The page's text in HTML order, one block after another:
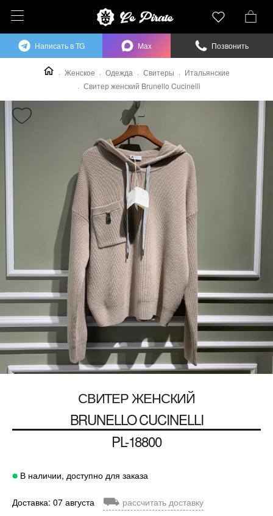
Женское Одежда Свитеры
Итальянские
Свитер женский Brunello Cucinelli
СВИТЕР ЖЕНСКИЙ
BRUNELLO CUCINELLI
PL-18800
В наличии, доступно для заказа
Доставка: 07 августа ⛟ рассчитать доставку
Написать в TG Max Позвонить